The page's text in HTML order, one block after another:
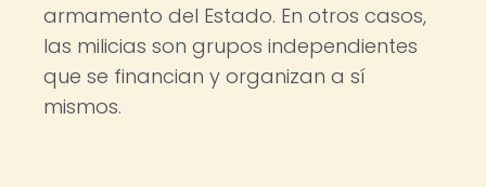
armamento del Estado. En otros casos,
las milicias son grupos independientes
que se financian y organizan a sí
mismos.